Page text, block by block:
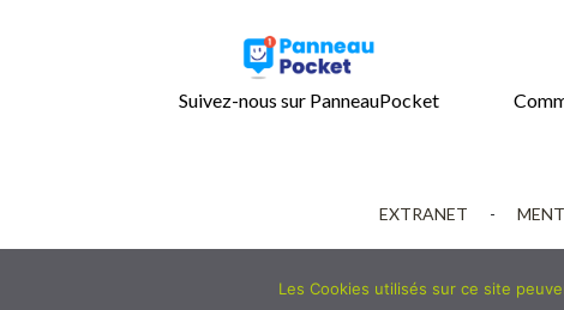
Suivez-nous sur PanneauPocket
EXTRANET -
Les Cookies utilisés sur ce site